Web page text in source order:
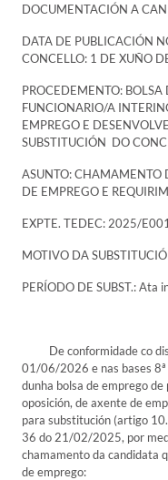
DOCUMENTACIÓN A
DATA DE PUBLICACIÓN
CONCELLO: 1 DE XUÑO
PROCEDEMENTO:
FUNCIONARIO/A
EMPREGO E
SUBSTITUCIÓN DO
ASUNTO: CHAMAMENTO
DE EMPREGO E
EXPTE. TEDEC: 2025/
MOTIVO DA
PERÍODO DE SUBST.: Ata
De conformidade co
01/06/2026 e nas bases 8ª
dunha bolsa de emprego
oposición, de axente de
para substitución (artigo
36 do 21/02/2025, por
chamamento da candidata
de emprego: